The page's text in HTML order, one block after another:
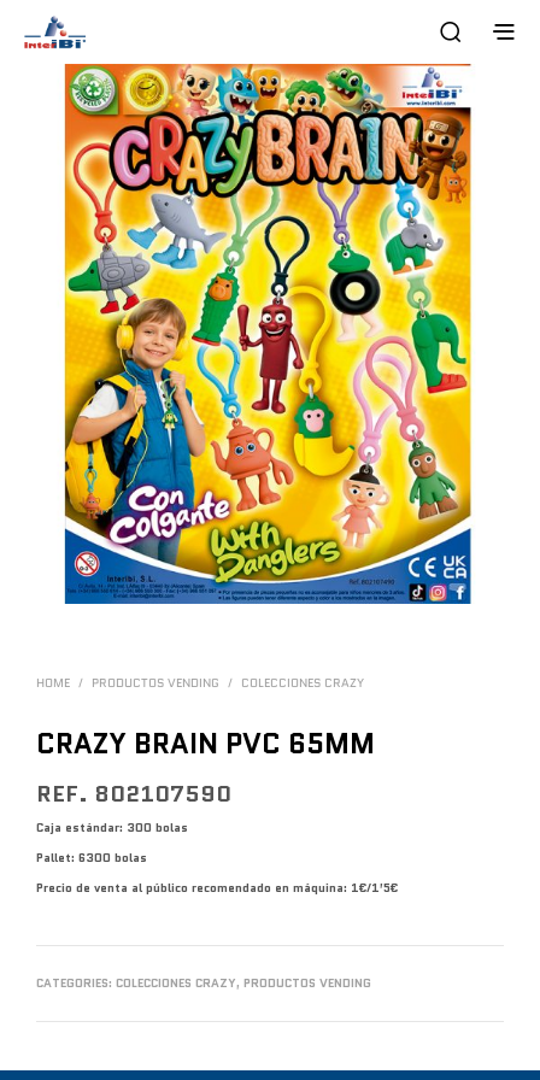
HOME / PRODUCTOS VENDING / COLECCIONES CRAZY
CRAZY BRAIN PVC 65MM
REF. 802107590
Caja estándar: 300 bolas
Pallet: 6300 bolas
Precio de venta al público recomendado en máquina: 1€/1’5€
CATEGORIES: COLECCIONES CRAZY, PRODUCTOS VENDING